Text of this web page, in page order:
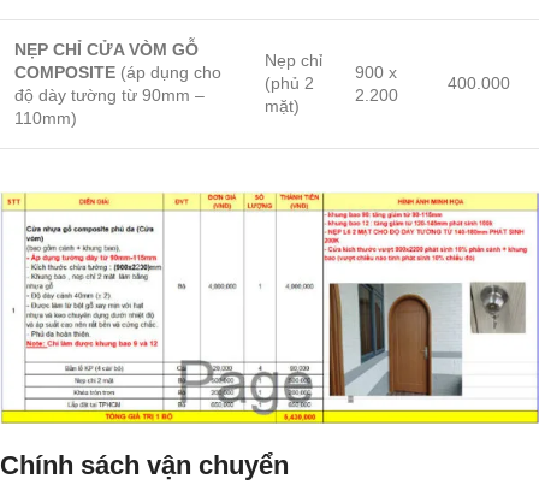
NẸP CHỈ CỬA VÒM GỖ
COMPOSITE (áp dụng cho
độ dày tường từ 90mm –
110mm)
Nẹp chỉ
(phủ 2
mặt)
900 x
2.200
400.000
Chính sách vận chuyển